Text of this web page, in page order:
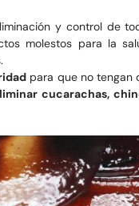
y control de
molestos para la
para que no tengan
cucarachas,